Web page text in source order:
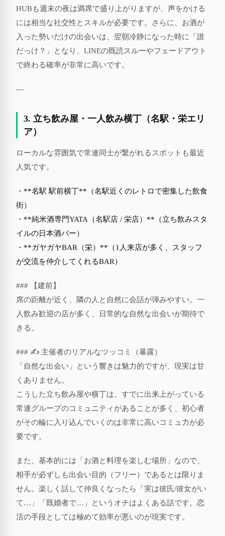
HUBも週末の夜は満席で盛り上がりますが、声をかける
には相当な社交性とスキルが必要です。さらに、お酒が
入った勢いだけの出会いは、翌朝冷静になった時に「誰
だっけ？」となり、LINEの既読スルーやフェードアウト
で終わる確率が非常に高いです。
---
3. 立ち飲み屋・一人飲み横丁（名駅・栄エリ
ア）
ローカルな雰囲気で常連同士が繋がれるスポットも最近
人気です。
・**名駅 駅前横丁**（名駅近くのレトロで密集した飲食
街）
・**純米酒専門YATA（名駅店 / 栄店）**（立ち飲みスタ
イルの日本酒バー）
・**ガヤガヤBAR（栄）**（1人来店が多く、スタッフ
が交流を仲介してくれるBAR）
### 【建前】
席の距離が近く、隣の人と自然に会話が弾みやすい。一
人飲み歓迎の店が多く、日常的な自然な出会いが期待で
きる。
### ✍️ 主催者のリアルなツッコミ（暴露）
「自然な出会い」という響きは魅力的ですが、現実は甘
くありません。
こうした立ち飲み屋や横丁は、すでに出来上がっている
常連グループのコミュニティがあることが多く、初心者
がその輪に入り込んでいくのは非常に高いコミュ力が必
要です。
また、基本的には「お酒と料理を楽しむ場所」なので、
相手が必ずしも出会い目的（フリー）であるとは限りま
せん。楽しく話して仲良くなったら「実は彼氏/彼女がい
て…」「既婚者で…」というオチはよくある話です。恋
活の手段としては極めて効率が悪いのが現実です。